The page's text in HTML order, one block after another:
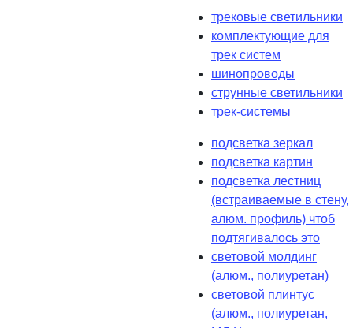
трековые светильники
комплектующие для
трек систем
шинопроводы
струнные светильники
трек-системы
подсветка зеркал
подсветка картин
подсветка лестниц
(встраиваемые в стену,
алюм. профиль) чтоб
подтягивалось это
световой молдинг
(алюм., полиуретан)
световой плинтус
(алюм., полиуретан,